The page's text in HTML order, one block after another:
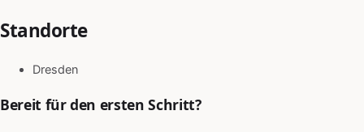
Standorte
Dresden
Bereit für den ersten Schritt?